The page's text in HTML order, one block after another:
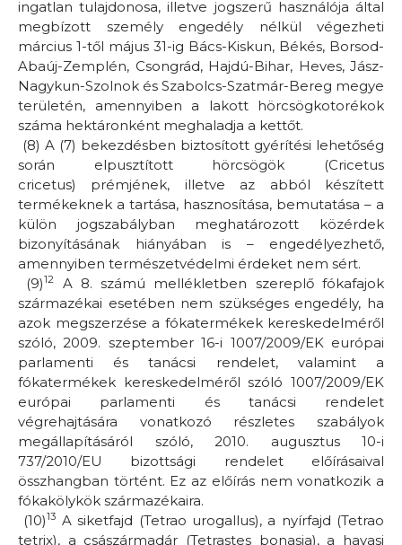
ingatlan tulajdonosa, illetve jogszerű használója által
megbízott személy engedély nélkül végezheti
március 1-től május 31-ig Bács-Kiskun, Békés, Borsod-
Abaúj-Zemplén, Csongrád, Hajdú-Bihar, Heves, Jász-
Nagykun-Szolnok és Szabolcs-Szatmár-Bereg megye
területén, amennyiben a lakott hörcsögkotorékok
száma hektáronként meghaladja a kettőt.
(8) A (7) bekezdésben biztosított gyérítési lehetőség
során elpusztított hörcsögök
(Cricetus
cricetus) prémjének, illetve az abból készített
termékeknek a tartása, hasznosítása, bemutatása – a
külön jogszabályban meghatározott közérdek
bizonyításának hiányában is – engedélyezhető,
amennyiben természetvédelmi érdeket nem sért.
(9)12
A 8. számú mellékletben szereplő fókafajok
származékai esetében nem szükséges engedély, ha
azok megszerzése a fókatermékek kereskedelméről
szóló, 2009. szeptember 16-i 1007/2009/EK európai
parlamenti és tanácsi rendelet, valamint a
fókatermékek kereskedelméről szóló 1007/2009/EK
európai parlamenti és tanácsi rendelet
végrehajtására vonatkozó részletes szabályok
megállapításáról szóló, 2010. augusztus 10-i
737/2010/EU bizottsági rendelet előírásaival
összhangban történt. Ez az előírás nem vonatkozik a
fókakölykök származékaira.
(10)13 A siketfajd (Tetrao urogallus), a nyírfajd (Tetrao
tetrix), a császármadár (Tetrastes bonasia), a havasi